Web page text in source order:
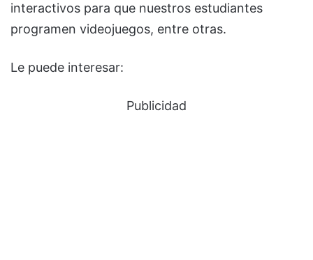
interactivos para que nuestros estudiantes
programen videojuegos, entre otras.
Le puede interesar:
Publicidad